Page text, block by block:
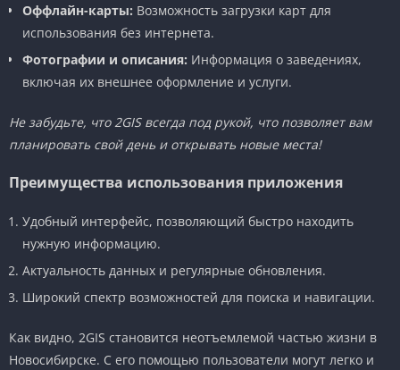
Оффлайн-карты: Возможность загрузки карт для
использования без интернета.
Фотографии и описания: Информация о заведениях,
включая их внешнее оформление и услуги.
Не забудьте, что 2GIS всегда под рукой, что позволяет вам
планировать свой день и открывать новые места!
Преимущества использования приложения
Удобный интерфейс, позволяющий быстро находить
нужную информацию.
Актуальность данных и регулярные обновления.
Широкий спектр возможностей для поиска и навигации.
Как видно, 2GIS становится неотъемлемой частью жизни в
Новосибирске. С его помощью пользователи могут легко и